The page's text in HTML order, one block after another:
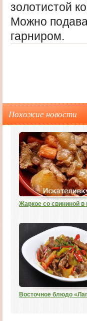
золотистой
Можно
гарниром.
Похожие новости
Жаркое со свининой в
Восточное блюдо